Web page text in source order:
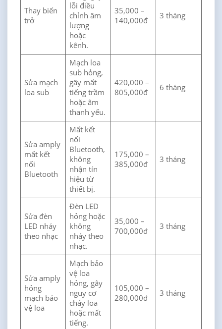
Thay biến
trở
lỗi điều
chỉnh âm
lượng
hoặc
kênh.
35,000 –
140,000đ
3 tháng
Sửa mạch
loa sub
Mạch loa
sub hỏng,
gây mất
tiếng trầm
hoặc âm
thanh yếu.
420,000 –
805,000đ
6 tháng
Sửa amply
mất kết
nối
Bluetooth
Mất kết
nối
Bluetooth,
không
nhận tín
hiệu từ
thiết bị.
175,000 –
385,000đ
3 tháng
Sửa đèn
LED nháy
theo nhạc
Đèn LED
hỏng hoặc
không
nháy theo
nhạc.
35,000 –
700,000đ
3 tháng
Sửa amply
hỏng
mạch bảo
vệ loa
Mạch bảo
vệ loa
hỏng, gây
nguy cơ
cháy loa
hoặc mất
tiếng.
105,000 –
280,000đ
3 tháng